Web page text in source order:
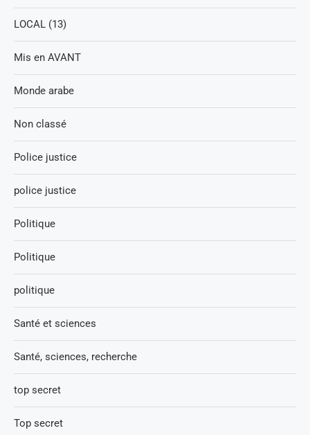
LOCAL (13)
Mis en AVANT
Monde arabe
Non classé
Police justice
police justice
Politique
Politique
politique
Santé et sciences
Santé, sciences, recherche
top secret
Top secret